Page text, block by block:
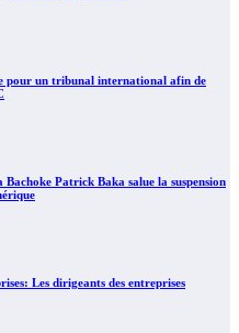
pour un tribunal international afin de
Patrick Baka salue la suspension
Les dirigeants des entreprises